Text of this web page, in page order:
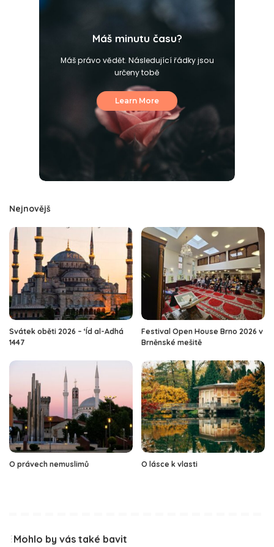
Máš minutu času?
Máš právo vědět. Následující řádky jsou
určeny tobě
Learn More
Nejnovějš
Svátek oběti 2026 – ‘Íd al-Adhá
1447
Festival Open House Brno 2026 v
Brněnské mešitě
O právech nemuslimů O lásce k vlasti
Mohlo by vás také bavit